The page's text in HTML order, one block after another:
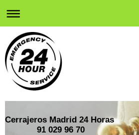
Cerrajeros Madrid 24 Horas
91 029 96 70